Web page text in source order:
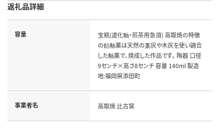
返礼品詳細
容量
宝瓶(道化釉・煎茶用急須) 高取焼の特徴
の飴釉薬は天然の藁灰や木灰を使い調合
した釉薬で、焼成した作品です。 陶器 口径
9センチ×高さ8センチ 容量 140ml 製造
地:福岡県添田町
事業者名 高取焼 比古窯